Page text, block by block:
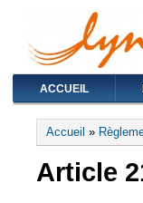
ACCUEIL
Vous êtes
Accueil »
Article